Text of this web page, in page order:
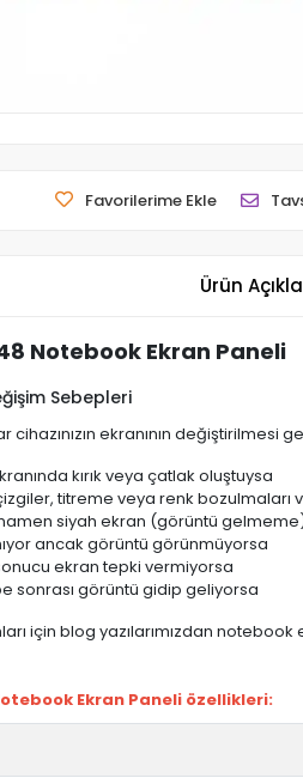
Favorilerime Ekle
Ürün
Notebook Ekran Paneli
Sebepleri
cihazınızın ekranının değiştirilmesi
kırık veya çatlak oluştuysa
titreme veya renk bozulmaları
siyah ekran (görüntü
ancak görüntü görünmüyorsa
sonucu ekran tepki vermiyorsa
sonrası görüntü gidip geliyorsa
için blog yazılarımızdan
Ekran Paneli özellikleri: